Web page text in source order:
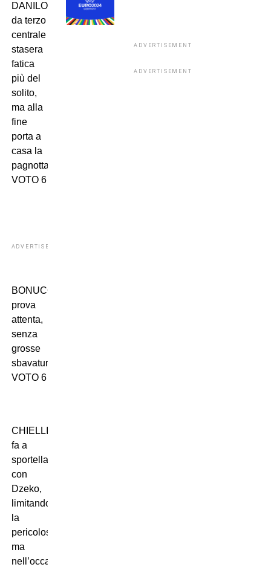
DANILO:
da terzo
centrale
stasera
fatica
più del
solito,
ma alla
fine
porta a
casa la
pagnotta!
VOTO 6
ADVERTISEMENT
BONUCCI:
prova
attenta,
senza
grosse
sbavature.
VOTO 6
CHIELLINI:
fa a
sportellate
con
Dzeko,
limitandone
la
pericolosità,
ma
nell’occasione
ADVERTISEMENT
ADVERTISEMENT